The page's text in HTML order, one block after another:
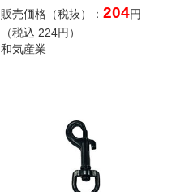
販売価格（税抜）：204円
（税込 224円）
和気産業